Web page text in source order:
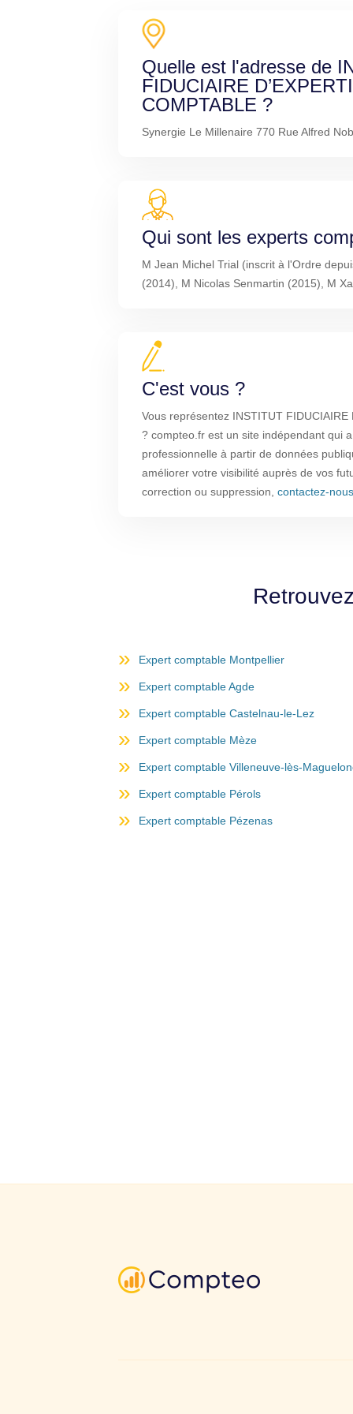
Quelle est l'adresse de
FIDUCIAIRE
COMPTABLE ?
Synergie Le Millenaire 770 Rue Alfred
Qui sont les experts
M Jean Michel Trial (inscrit à l'Ordre
(2014), M Nicolas Senmartin (2015), M
C'est vous ?
Vous représentez INSTITUT FIDUCIAIRE
? compteo.fr est un site indépendant qui
professionnelle à partir de données
améliorer votre visibilité auprès de vos
correction ou suppression, contactez-nous
Expert comptable Montpellier
Expert comptable Agde
Expert comptable Castelnau-le-Lez
Expert comptable Mèze
Expert comptable Villeneuve-lès-
Expert comptable Pérols
Expert comptable Pézenas